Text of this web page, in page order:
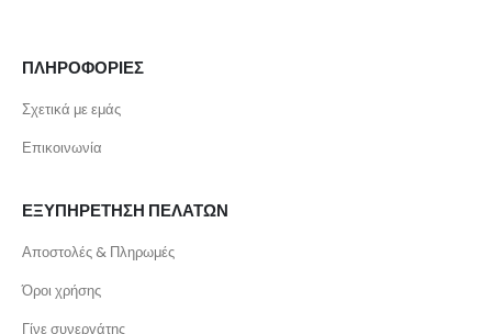
ΠΛΗΡΟΦΟΡΙΕΣ
Σχετικά με εμάς
Επικοινωνία
ΕΞΥΠΗΡΕΤΗΣΗ ΠΕΛΑΤΩΝ
Αποστολές & Πληρωμές
Όροι χρήσης
Γίνε συνεργάτης